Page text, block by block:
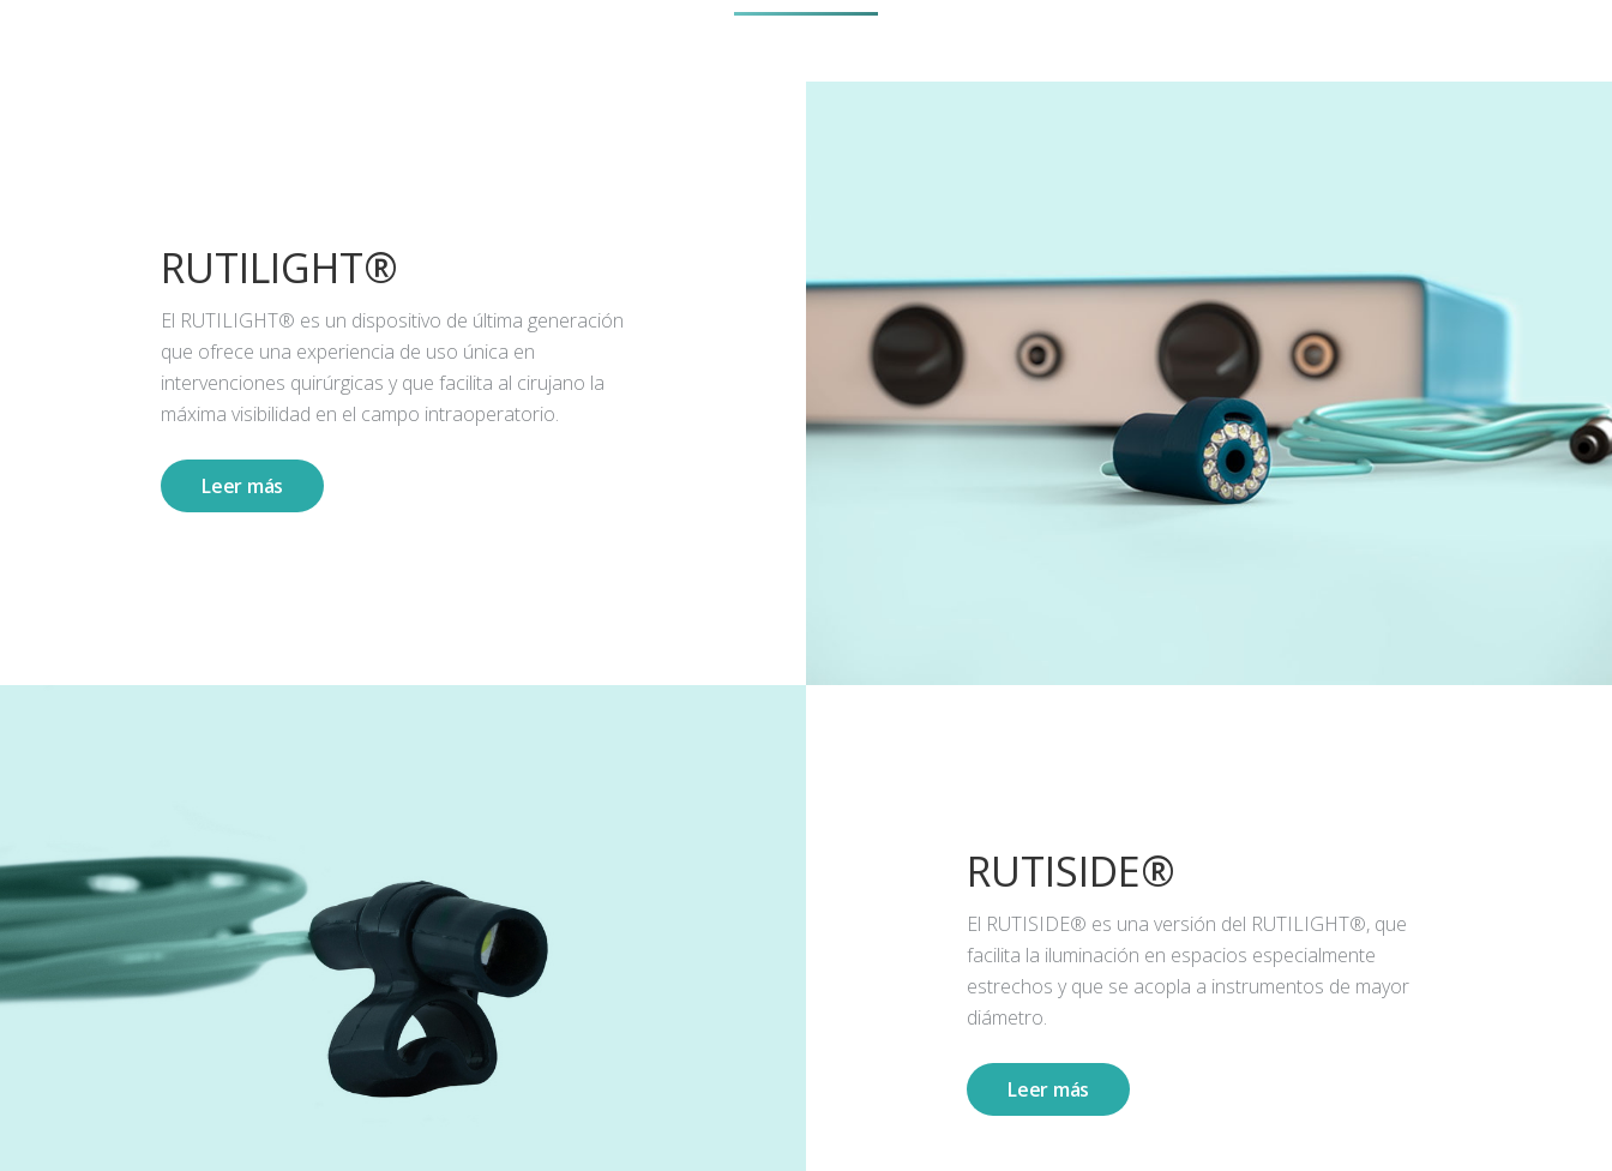
RUTILIGHT®
El RUTILIGHT® es un dispositivo de última generación
que ofrece una experiencia de uso única en
intervenciones quirúrgicas y que facilita al cirujano la
máxima visibilidad en el campo intraoperatorio.
Leer más
RUTISIDE®
El RUTISIDE® es una versión del RUTILIGHT®, que
facilita la iluminación en espacios especialmente
estrechos y que se acopla a instrumentos de mayor
diámetro.
Leer más